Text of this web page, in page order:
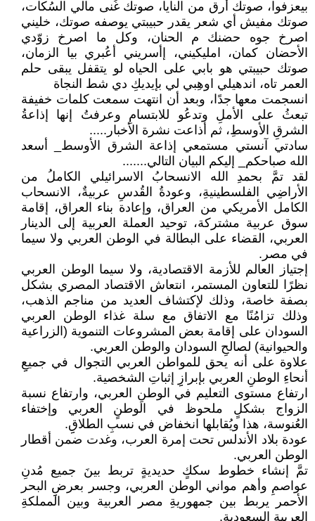
بيعزفوا، صوتك أرق من النايا، صوتك غُنى مالي السُكات،
صوتك مفيش أي شعر يقدر حبيبتي يوصفه صوتك، خليني
اصرخ جوه حضنك م الحنان، وكل ما اصرخ زوّدي
الأحضان كمان، امليكيني، إأسريني أعُبري بيا الزمان،
صوتك حبيبتي هو بابي على الحياه لو يتقفل يبقى حلم
العمر تاه، اندهيلي اوهِبي لي بإيديكِ دي شط النجاة
انسجمت معها جدًا، وبعد أن انتهت سمعت كلمات خفيفة
تبعثُ على الأملِ وتدعُو للابتسامِ وعرفتُ إنها إذاعةُ
الشرقِ الأوسطِ، ثم أذاعت نشرة الأخبار.....
سادتي آنستي مستمعي إذاعة الشرق الأوسط_ أسعد
الله صباحكم_ إليكم البيان التالي.......
لقد تمَّ بحمدِ الله الانسحابُ الاسرائيلي الكاملُ من
الأراضِي الفلسطينيةِ، وعودةُ القُدسِ عربيةٌ، الانسحاب
الكامل الأمريكي من العراق، وإعادة بناء العراق، إقامة
سوق عربية مشتركة، توحيد العملة العربية إلى الدينار
العربي، القضاء على البطالة في الوطن العربي ولا سيما
في مصر.
إجتياز العالم للأزمة الاقتصادية، ولا سيما الوطن العربي
نظرًا للتعاون المستمر، انتعاش الاقتصاد المصري بشكل
بصفة خاصة، وذلك لإكتشاف العديد من مناجم الذهب،
وذلك تزامُنًا مع الاتفاق مع سلة غذاء الوطن العربي
السودان على إقامة بعض المشروعات التنموية (الزراعية
والحيوانية) لصالحِ السودان والوطن العربي.
علاوة على أنه يحق للمواطن العربي التجوال في جميعِِ
أنحاءِ الوطنِ العربي بإبرازِِ إثباتِ الشخصية.
ارتفاع مستوى التعليم في الوطنِ العربي، وارتفاع نسبة
الزواج بشكلٍ ملحوظ في الوطنٍ العربي وإختفاء
العُنوسة، هذا ويُقابلها انخفاض في نسبِ الطلاقِِ.
عودة بلاد الأندلس تحت إمرة العرب، وغدت ضمن أقطار
الوطن العربي.
تمَّ إنشاء خطوط سككٍ حديديةٍ تربط بينَ جميع مُدنِ
عواصمِ وأهم مواني الوطن العربي، وجسر بعرضِِ البحر
الأحمر يربط بين جمهوريةِ مصر العربية وبين المملكةِ
العربية السعوديةِ.